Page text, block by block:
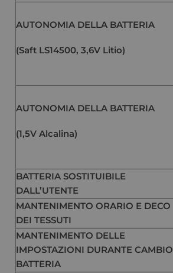
AUTONOMIA DELLA BATTERIA
(Saft LS14500, 3,6V Litio)
AUTONOMIA DELLA BATTERIA
(1,5V Alcalina)
BATTERIA SOSTITUIBILE
DALL’UTENTE
MANTENIMENTO ORARIO E DECO
DEI TESSUTI
MANTENIMENTO DELLE
IMPOSTAZIONI DURANTE CAMBIO
BATTERIA